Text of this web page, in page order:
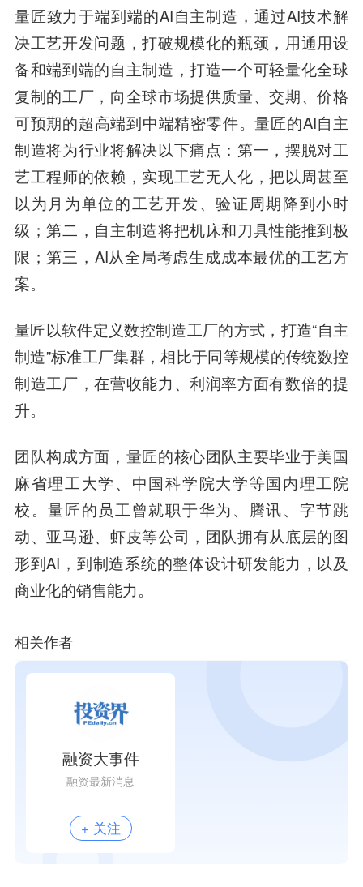
量匠致力于端到端的AI自主制造，通过AI技术解
决工艺开发问题，打破规模化的瓶颈，用通用设
备和端到端的自主制造，打造一个可轻量化全球
复制的工厂，向全球市场提供质量、交期、价格
可预期的超高端到中端精密零件。量匠的AI自主
制造将为行业将解决以下痛点：第一，摆脱对工
艺工程师的依赖，实现工艺无人化，把以周甚至
以为月为单位的工艺开发、验证周期降到小时
级；第二，自主制造将把机床和刀具性能推到极
限；第三，AI从全局考虑生成成本最优的工艺方
案。
量匠以软件定义数控制造工厂的方式，打造“自主
制造”标准工厂集群，相比于同等规模的传统数控
制造工厂，在营收能力、利润率方面有数倍的提
升。
团队构成方面，量匠的核心团队主要毕业于美国
麻省理工大学、中国科学院大学等国内理工院
校。量匠的员工曾就职于华为、腾讯、字节跳
动、亚马逊、虾皮等公司，团队拥有从底层的图
形到AI，到制造系统的整体设计研发能力，以及
商业化的销售能力。
相关作者
融资大事件
融资最新消息
+ 关注